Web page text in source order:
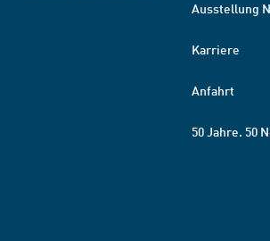
Ausstellung
Karriere
Anfahrt
50 Jahre. 50